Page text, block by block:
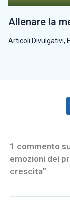
Allenare la
Articoli Divulgativi,
1 commento
emozioni dei
crescita”